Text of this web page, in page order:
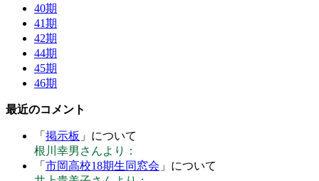
40期
41期
42期
44期
45期
46期
最近のコメント
「 掲示板 」について
根川幸男さんより：
「 市岡高校18期生同窓会 」について